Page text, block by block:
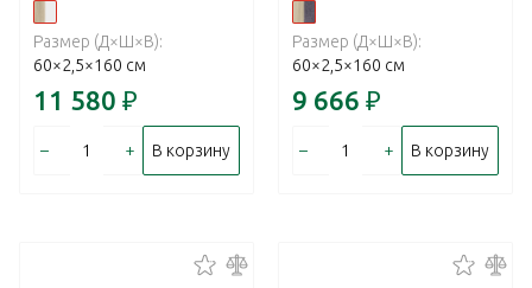
Размер (Д×Ш×В):
60×2,5×160 см
11 580 ₽
– + В корзину
Размер (Д×Ш×В):
60×2,5×160 см
9 666 ₽
– + В корзину